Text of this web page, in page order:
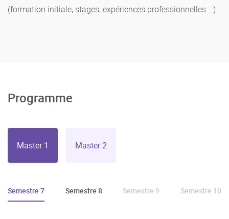
(formation initiale, stages, expériences professionnelles …)
Programme
Master 1 Master 2
Semestre 7 Semestre 8 Semestre 9 Semestre 10